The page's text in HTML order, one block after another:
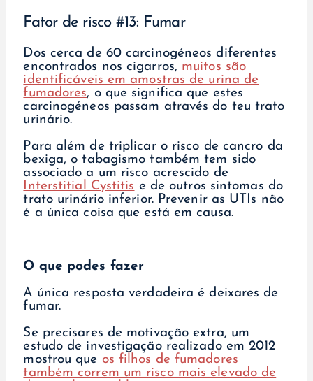
Fator de risco #13: Fumar
Dos cerca de 60 carcinogéneos diferentes
encontrados nos cigarros, muitos são
identificáveis em amostras de urina de
fumadores, o que significa que estes
carcinogéneos passam através do teu trato
urinário.
Para além de triplicar o risco de cancro da
bexiga, o tabagismo também tem sido
associado a um risco acrescido de
Interstitial Cystitis e de outros sintomas do
trato urinário inferior. Prevenir as UTIs não
é a única coisa que está em causa.
O que podes fazer
A única resposta verdadeira é deixares de
fumar.
Se precisares de motivação extra, um
estudo de investigação realizado em 2012
mostrou que os filhos de fumadores
também correm um risco mais elevado de